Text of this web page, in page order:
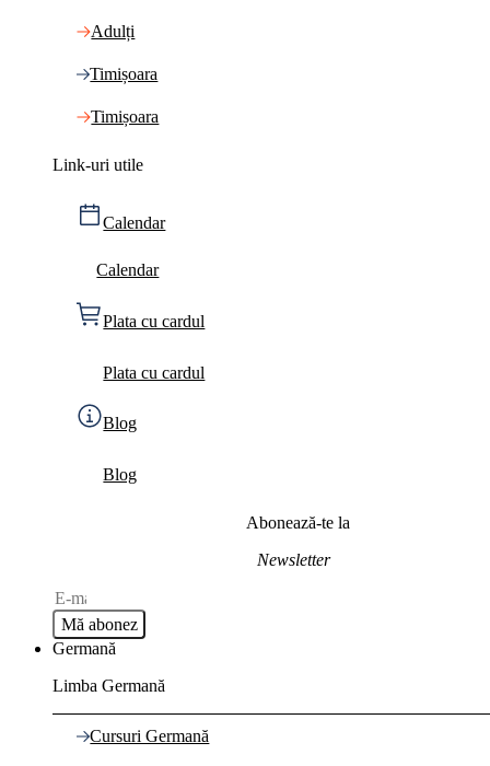
Adulți
Timișoara
Timișoara
Link-uri utile
Calendar
Calendar
Plata cu cardul
Plata cu cardul
Blog
Blog
Abonează-te la
Newsletter
Mă abonez
Germană
Limba Germană
Cursuri Germană